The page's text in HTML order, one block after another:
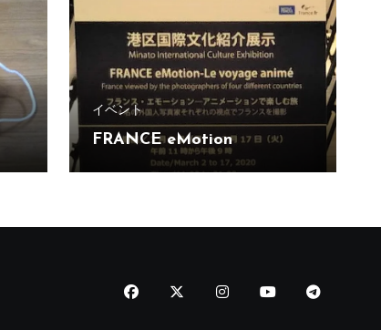
イベント
FRANCE eMotion